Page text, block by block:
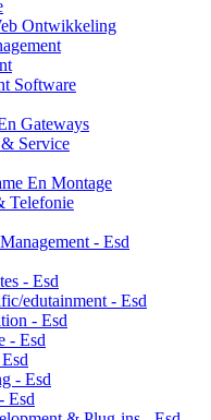
Ontwikkeling
Software
Gateways
Service
En Montage
Telefonie
- Esd
- Esd
edutainment - Esd
- Esd
- Esd
- Esd
Esd